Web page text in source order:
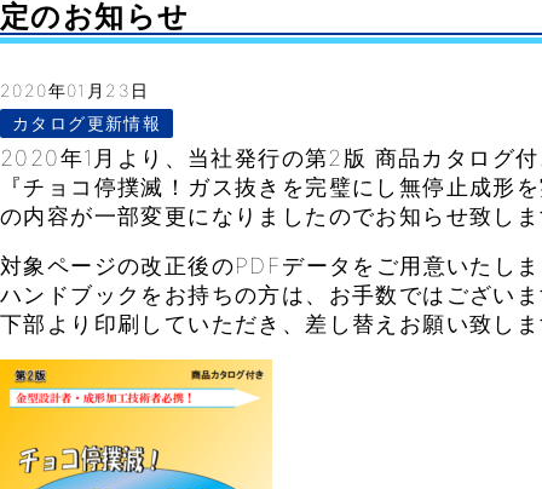
定のお知らせ
2020年01月23日
カタログ更新情報
2020年1月より、当社発行の第2版 商品カタログ
『チョコ停撲滅！ガス抜きを完璧にし無停止成形
の内容が一部変更になりましたのでお知らせ致し
対象ページの改正後のPDFデータをご用意いたし
ハンドブックをお持ちの方は、お手数ではござい
下部より印刷していただき、差し替えお願い致し